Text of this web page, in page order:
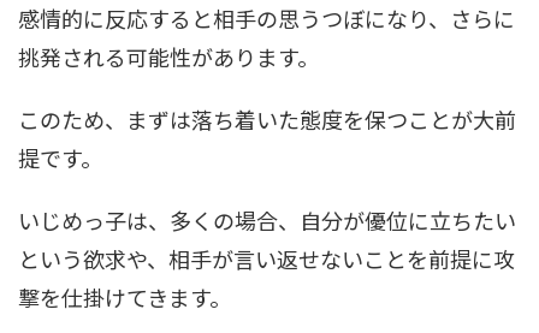
感情的に反応すると相手の思うつぼになり、さらに
挑発される可能性があります。
このため、まずは落ち着いた態度を保つことが大前
提です。
いじめっ子は、多くの場合、自分が優位に立ちたい
という欲求や、相手が言い返せないことを前提に攻
撃を仕掛けてきます。